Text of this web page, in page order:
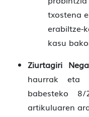
txostena
erabiltze-
kasu
Ziurtagiri
haurrak eta
babesteko
artikuluaren